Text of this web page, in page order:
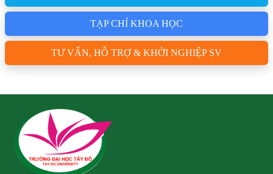
TẠP CHÍ KHOA HỌC
TƯ VẤN, HỖ TRỢ & KHỞI NGHIỆP SV